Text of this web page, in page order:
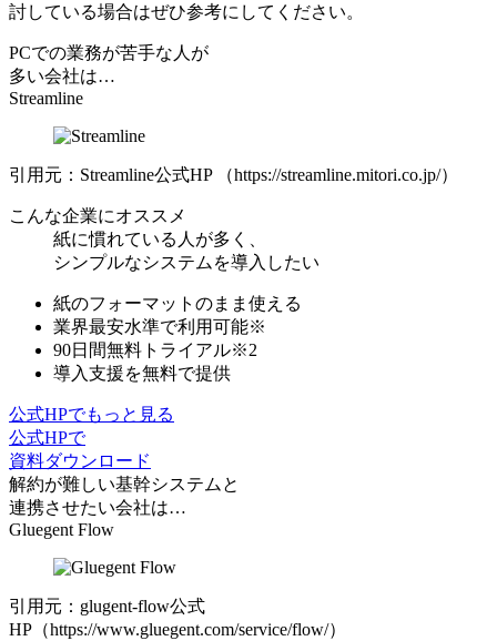
討している場合はぜひ参考にしてください。
PCでの業務が苦手な人が
多い会社は…
Streamline
引用元：Streamline公式HP （https://streamline.mitori.co.jp/）
こんな企業にオススメ
紙に慣れている人が多く、
シンプルなシステムを導入したい
紙のフォーマットのまま使える
業界最安⽔準で利⽤可能※
90日間無料トライアル※2
導入支援を無料で提供
公式HPでもっと見る
公式HPで
資料ダウンロード
解約が難しい基幹システムと
連携させたい会社は…
Gluegent Flow
引用元：glugent-flow公式
HP（https://www.gluegent.com/service/flow/）